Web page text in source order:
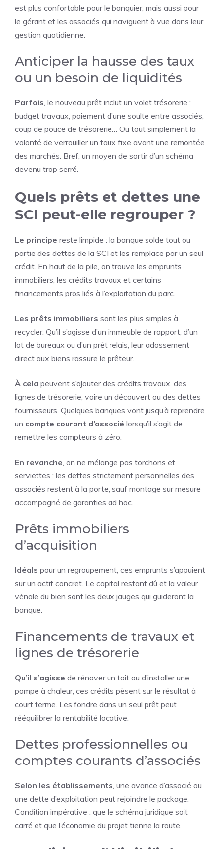
est plus confortable pour le banquier, mais aussi pour
le gérant et les associés qui naviguent à vue dans leur
gestion quotidienne.
Anticiper la hausse des taux
ou un besoin de liquidités
Parfois, le nouveau prêt inclut un volet trésorerie :
budget travaux, paiement d’une soulte entre associés,
coup de pouce de trésorerie… Ou tout simplement la
volonté de verrouiller un taux fixe avant une remontée
des marchés. Bref, un moyen de sortir d’un schéma
devenu trop serré.
Quels prêts et dettes une
SCI peut-elle regrouper ?
Le principe reste limpide : la banque solde tout ou
partie des dettes de la SCI et les remplace par un seul
crédit. En haut de la pile, on trouve les emprunts
immobiliers, les crédits travaux et certains
financements pros liés à l’exploitation du parc.
Les prêts immobiliers sont les plus simples à
recycler. Qu’il s’agisse d’un immeuble de rapport, d’un
lot de bureaux ou d’un prêt relais, leur adossement
direct aux biens rassure le prêteur.
À cela peuvent s’ajouter des crédits travaux, des
lignes de trésorerie, voire un découvert ou des dettes
fournisseurs. Quelques banques vont jusqu’à reprendre
un compte courant d’associé lorsqu’il s’agit de
remettre les compteurs à zéro.
En revanche, on ne mélange pas torchons et
serviettes : les dettes strictement personnelles des
associés restent à la porte, sauf montage sur mesure
accompagné de garanties ad hoc.
Prêts immobiliers
d’acquisition
Idéals pour un regroupement, ces emprunts s’appuient
sur un actif concret. Le capital restant dû et la valeur
vénale du bien sont les deux jauges qui guideront la
banque.
Financements de travaux et
lignes de trésorerie
Qu’il s’agisse de rénover un toit ou d’installer une
pompe à chaleur, ces crédits pèsent sur le résultat à
court terme. Les fondre dans un seul prêt peut
rééquilibrer la rentabilité locative.
Dettes professionnelles ou
comptes courants d’associés
Selon les établissements, une avance d’associé ou
une dette d’exploitation peut rejoindre le package.
Condition impérative : que le schéma juridique soit
carré et que l’économie du projet tienne la route.